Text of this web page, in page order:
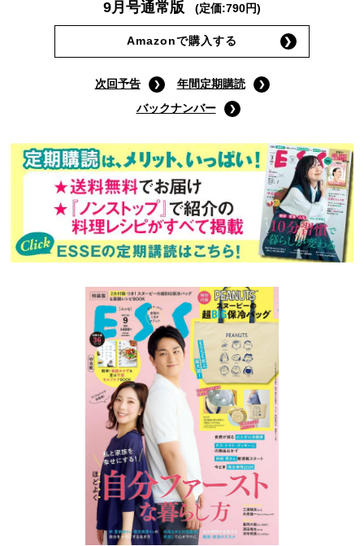
9月号通常版 (定価:790円)
Amazonで購入する
次回予告
年間定期購読
バックナンバー